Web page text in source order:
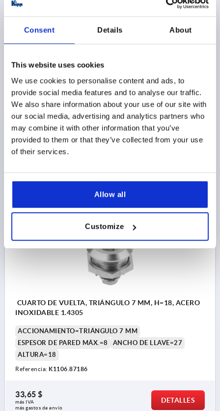
Consent Details About
This website uses cookies
We use cookies to personalise content and ads, to
provide social media features and to analyse our traffic.
We also share information about your use of our site with
our social media, advertising and analytics partners who
may combine it with other information that you’ve
provided to them or that they’ve collected from your use
of their services.
Allow all
Customize
K1106
CUARTO DE VUELTA, CUADRADO 8 MM, H=18, ACERO
INOXIDABLE 1.4305
ACCIONAMIENTO=CUADRADO 8 MM
ESPESOR DE PARED MÁX.=8
ANCHO DE LLAVE=27
ALTURA=18
Referencia:K1106.18186
DETALLES
CUARTO DE VUELTA, TRIÁNGULO 7 MM, H=18, ACERO
INOXIDABLE 1.4305
ACCIONAMIENTO=TRIÁNGULO 7 MM
ESPESOR DE PARED MÁX.=8
ANCHO DE LLAVE=27
ALTURA=18
Referencia: K1106.87186
33,65 $
más IVA
más gastos de envío
DETALLES